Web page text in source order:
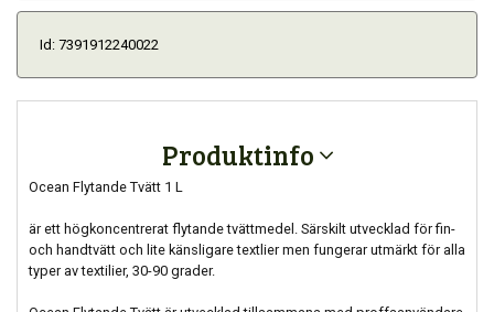
Id: 7391912240022
Produktinfo
Ocean Flytande Tvätt 1 L
är ett högkoncentrerat flytande tvättmedel. Särskilt utvecklad för fin-
och handtvätt och lite känsligare textlier men fungerar utmärkt för alla
typer av textilier, 30-90 grader.